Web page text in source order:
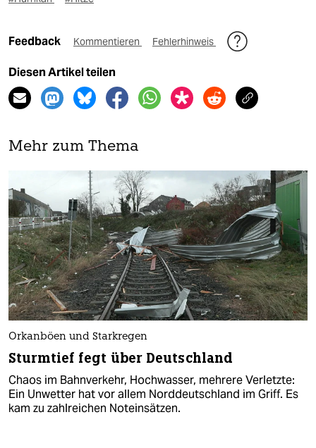
Feedback Kommentieren Fehlerhinweis
Diesen Artikel teilen
Mehr zum Thema
Orkanböen und Starkregen
Sturmtief fegt über Deutschland
Chaos im Bahnverkehr, Hochwasser, mehrere Verletzte:
Ein Unwetter hat vor allem Norddeutschland im Griff. Es
kam zu zahlreichen Noteinsätzen.